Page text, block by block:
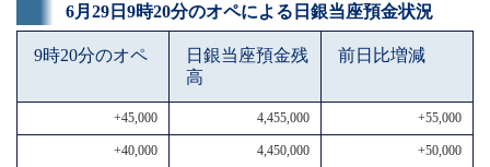
6月29日9時20分のオペによる日銀当座預金状況
9時20分のオペ
日銀当座預金残
高
前日比増減
+45,000 4,455,000 +55,000
+40,000 4,450,000 +50,000